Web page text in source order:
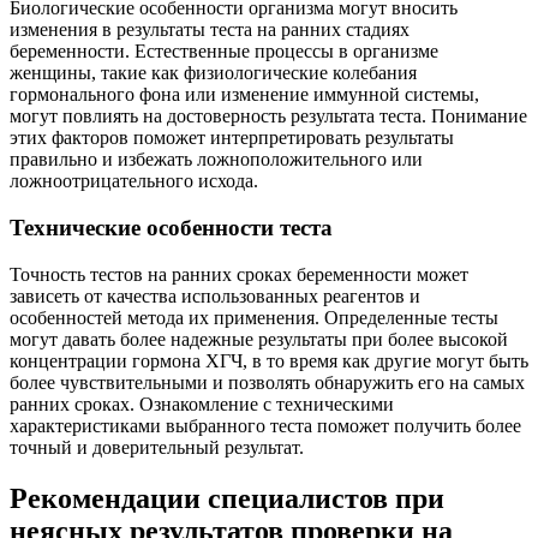
Биологические особенности организма могут вносить
изменения в результаты теста на ранних стадиях
беременности. Естественные процессы в организме
женщины, такие как физиологические колебания
гормонального фона или изменение иммунной системы,
могут повлиять на достоверность результата теста. Понимание
этих факторов поможет интерпретировать результаты
правильно и избежать ложноположительного или
ложноотрицательного исхода.
Технические особенности теста
Точность тестов на ранних сроках беременности может
зависеть от качества использованных реагентов и
особенностей метода их применения. Определенные тесты
могут давать более надежные результаты при более высокой
концентрации гормона ХГЧ, в то время как другие могут быть
более чувствительными и позволять обнаружить его на самых
ранних сроках. Ознакомление с техническими
характеристиками выбранного теста поможет получить более
точный и доверительный результат.
Рекомендации специалистов при
неясных результатов проверки на